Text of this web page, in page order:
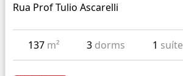
Rua Prof Tulio Ascarelli
137 m² 3 dorms 1 suíte